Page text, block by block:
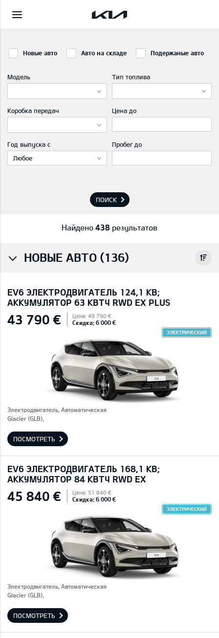
Новые авто Авто на складе Подержаные авто
Модель Тип топлива
Коробка передач Цена до
Год выпуска с
Любое
Пробег до
ПОИСК
Найдено 438 результатов
НОВЫЕ АВТО (136)
EV6 ЭЛЕКТРОДВИГАТЕЛЬ 124,1 КВ;
AККУМУЛЯТОР 63 КВТЧ RWD EX PLUS
43 790 € Цена: 49 790 €
Скидка: 6 000 €
ЭЛЕКТРИЧЕСКИЙ
Электродвигатель, Автоматическая
Glacier (GLB),
ПОСМОТРЕТЬ
EV6 ЭЛЕКТРОДВИГАТЕЛЬ 168,1 КВ;
AККУМУЛЯТОР 84 КВТЧ RWD EX
45 840 € Цена: 51 840 €
Скидка: 6 000 €
ЭЛЕКТРИЧЕСКИЙ
Электродвигатель, Автоматическая
Glacier (GLB),
ПОСМОТРЕТЬ